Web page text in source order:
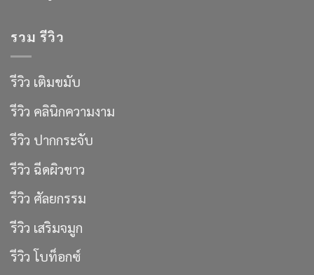
รวม รีวิว
รีวิว เติมขมับ
รีวิว คลินิกความงาม
รีวิว ปากกระจับ
รีวิว ฉีดผิวขาว
รีวิว ศัลยกรรม
รีวิว เสริมจมูก
รีวิว โบท็อกซ์